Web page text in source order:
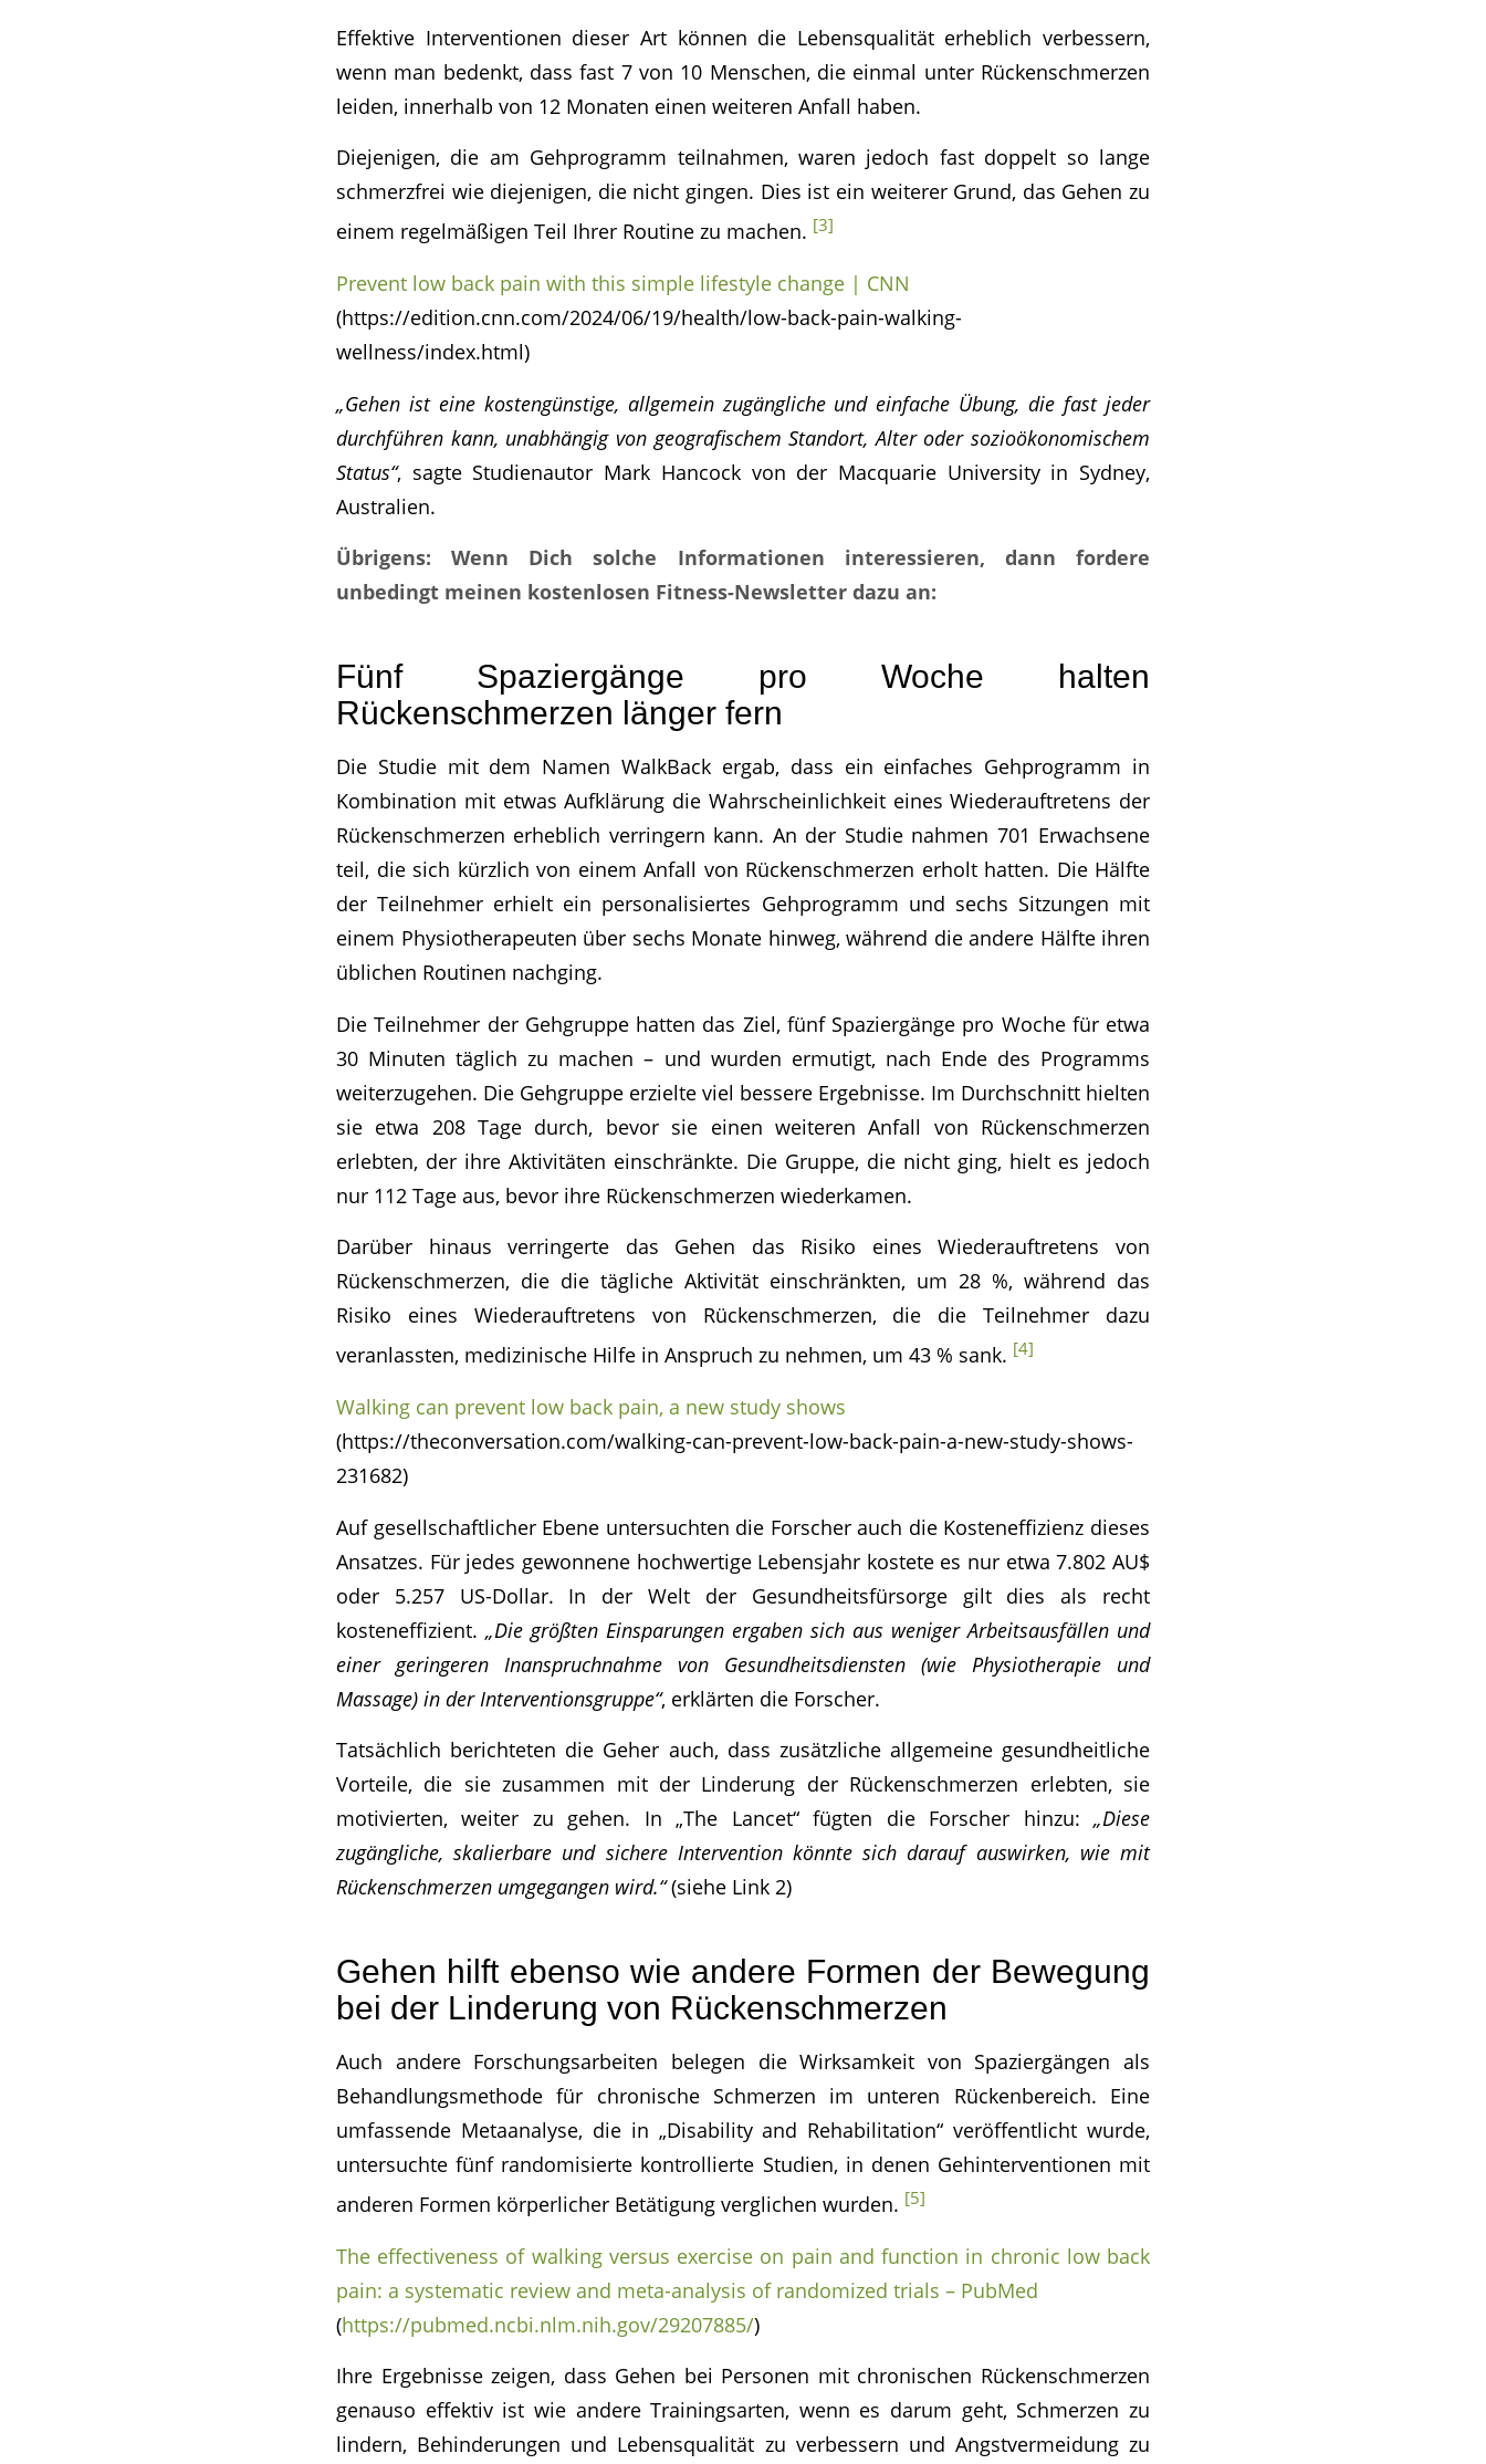
Effektive Interventionen dieser Art können die Lebensqualität erheblich verbessern,
wenn man bedenkt, dass fast 7 von 10 Menschen, die einmal unter Rückenschmerzen
leiden, innerhalb von 12 Monaten einen weiteren Anfall haben.
Diejenigen, die am Gehprogramm teilnahmen, waren jedoch fast doppelt so lange
schmerzfrei wie diejenigen, die nicht gingen. Dies ist ein weiterer Grund, das Gehen zu
einem regelmäßigen Teil Ihrer Routine zu machen. [3]
Prevent low back pain with this simple lifestyle change | CNN
(https://edition.cnn.com/2024/06/19/health/low-back-pain-walking-
wellness/index.html)
„Gehen ist eine kostengünstige, allgemein zugängliche und einfache Übung, die fast jeder
durchführen kann, unabhängig von geografischem Standort, Alter oder sozioökonomischem
Status“, sagte Studienautor Mark Hancock von der Macquarie University in Sydney,
Australien.
Übrigens: Wenn Dich solche Informationen interessieren, dann fordere
unbedingt meinen kostenlosen Fitness-Newsletter dazu an:
Fünf Spaziergänge pro Woche halten
Rückenschmerzen länger fern
Die Studie mit dem Namen WalkBack ergab, dass ein einfaches Gehprogramm in
Kombination mit etwas Aufklärung die Wahrscheinlichkeit eines Wiederauftretens der
Rückenschmerzen erheblich verringern kann. An der Studie nahmen 701 Erwachsene
teil, die sich kürzlich von einem Anfall von Rückenschmerzen erholt hatten. Die Hälfte
der Teilnehmer erhielt ein personalisiertes Gehprogramm und sechs Sitzungen mit
einem Physiotherapeuten über sechs Monate hinweg, während die andere Hälfte ihren
üblichen Routinen nachging.
Die Teilnehmer der Gehgruppe hatten das Ziel, fünf Spaziergänge pro Woche für etwa
30 Minuten täglich zu machen – und wurden ermutigt, nach Ende des Programms
weiterzugehen. Die Gehgruppe erzielte viel bessere Ergebnisse. Im Durchschnitt hielten
sie etwa 208 Tage durch, bevor sie einen weiteren Anfall von Rückenschmerzen
erlebten, der ihre Aktivitäten einschränkte. Die Gruppe, die nicht ging, hielt es jedoch
nur 112 Tage aus, bevor ihre Rückenschmerzen wiederkamen.
Darüber hinaus verringerte das Gehen das Risiko eines Wiederauftretens von
Rückenschmerzen, die die tägliche Aktivität einschränkten, um 28 %, während das
Risiko eines Wiederauftretens von Rückenschmerzen, die die Teilnehmer dazu
veranlassten, medizinische Hilfe in Anspruch zu nehmen, um 43 % sank. [4]
Walking can prevent low back pain, a new study shows
(https://theconversation.com/walking-can-prevent-low-back-pain-a-new-study-shows-
231682)
Auf gesellschaftlicher Ebene untersuchten die Forscher auch die Kosteneffizienz dieses
Ansatzes. Für jedes gewonnene hochwertige Lebensjahr kostete es nur etwa 7.802 AU$
oder 5.257 US-Dollar. In der Welt der Gesundheitsfürsorge gilt dies als recht
kosteneffizient. „Die größten Einsparungen ergaben sich aus weniger Arbeitsausfällen und
einer geringeren Inanspruchnahme von Gesundheitsdiensten (wie Physiotherapie und
Massage) in der Interventionsgruppe“, erklärten die Forscher.
Tatsächlich berichteten die Geher auch, dass zusätzliche allgemeine gesundheitliche
Vorteile, die sie zusammen mit der Linderung der Rückenschmerzen erlebten, sie
motivierten, weiter zu gehen. In „The Lancet“ fügten die Forscher hinzu: „Diese
zugängliche, skalierbare und sichere Intervention könnte sich darauf auswirken, wie mit
Rückenschmerzen umgegangen wird.“(siehe Link 2)
Gehen hilft ebenso wie andere Formen der Bewegung
bei der Linderung von Rückenschmerzen
Auch andere Forschungsarbeiten belegen die Wirksamkeit von Spaziergängen als
Behandlungsmethode für chronische Schmerzen im unteren Rückenbereich. Eine
umfassende Metaanalyse, die in „Disability and Rehabilitation“ veröffentlicht wurde,
untersuchte fünf randomisierte kontrollierte Studien, in denen Gehinterventionen mit
anderen Formen körperlicher Betätigung verglichen wurden. [5]
The effectiveness of walking versus exercise on pain and function in chronic low back
pain: a systematic review and meta-analysis of randomized trials – PubMed
(https://pubmed.ncbi.nlm.nih.gov/29207885/)
Ihre Ergebnisse zeigen, dass Gehen bei Personen mit chronischen Rückenschmerzen
genauso effektiv ist wie andere Trainingsarten, wenn es darum geht, Schmerzen zu
lindern, Behinderungen und Lebensqualität zu verbessern und Angstvermeidung zu